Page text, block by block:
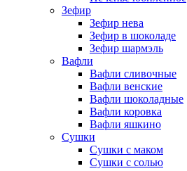
Зефир
Зефир нева
Зефир в шоколаде
Зефир шармэль
Вафли
Вафли сливочные
Вафли венские
Вафли шоколадные
Вафли коровка
Вафли яшкино
Сушки
Сушки с маком
Сушки с солью